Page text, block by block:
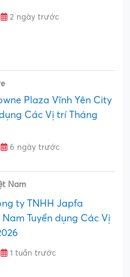
2 ngày trước
Plaza Vĩnh Yên City
Các Vị trí Tháng
6 ngày trước
Nam
ty TNHH Japfa
Tuyển dụng Các Vị
1 tuần trước